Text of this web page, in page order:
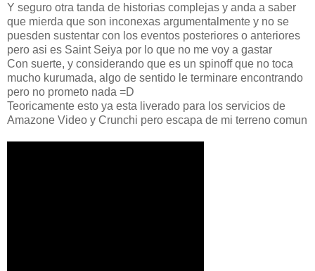
Y seguro otra tanda de historias complejas y anda a saber
que mierda que son inconexas argumentalmente y no se
puesden sustentar con los eventos posteriores o anteriores
pero asi es Saint Seiya por lo que no me voy a gastar
Con suerte, y considerando que es un spinoff que no toca
mucho kurumada, algo de sentido le terminare encontrando
pero no prometo nada =D
Teoricamente esto ya esta liverado para los servicios de
Amazone Video y Crunchi pero escapa de mi terreno comun